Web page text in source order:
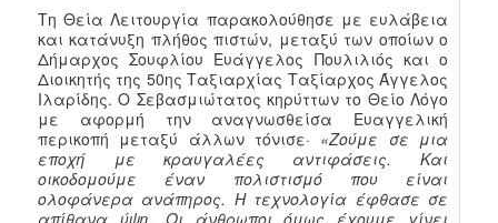
Τη Θεία Λειτουργία παρακολούθησε με ευλάβεια
και κατάνυξη πλήθος πιστών, μεταξύ των οποίων ο
Δήμαρχος Σουφλίου Ευάγγελος Πουλιλιός και ο
Διοικητής της 50ης Ταξιαρχίας Ταξίαρχος Άγγελος
Ιλαρίδης. Ο Σεβασμιώτατος κηρύττων το Θείο Λόγο
με αφορμή την αναγνωσθείσα Ευαγγελική
περικοπή μεταξύ άλλων τόνισε· «Ζούμε σε μια
εποχή με κραυγαλέες αντιφάσεις. Και
οικοδομούμε έναν πολιστισμό που είναι
ολοφάνερα ανάπηρος. Η τεχνολογία έφθασε σε